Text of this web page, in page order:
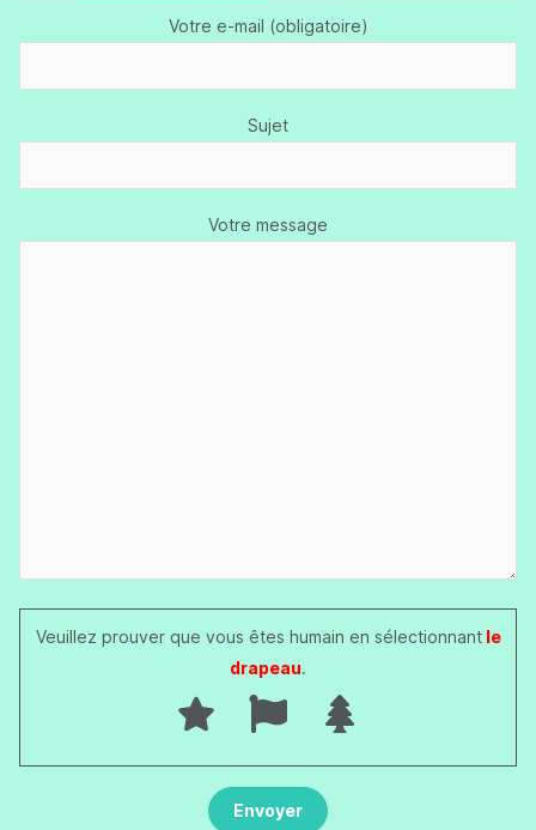
Votre e-mail (obligatoire)
Sujet
Votre message
Veuillez prouver que vous êtes humain en sélectionnantle
drapeau.